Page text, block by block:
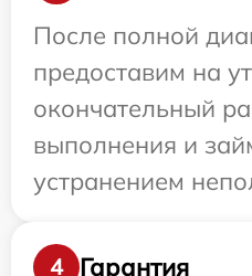
После полной
предоставим на
окончательный
выполнения и
устранением
4 Гарантия